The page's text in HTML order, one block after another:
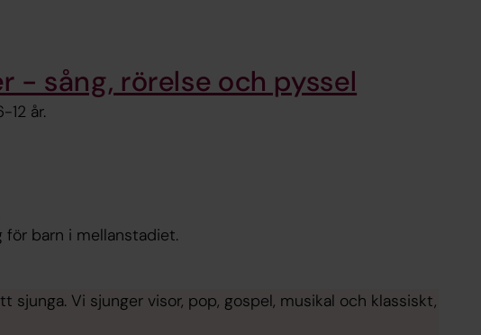
- sång, rörelse och pyssel
12 år.
för barn i mellanstadiet.
sjunga. Vi sjunger visor, pop, gospel, musikal och klassiskt,